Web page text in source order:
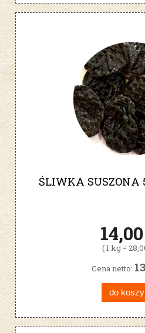
ŚLIWKA SUSZONA
( 1 kg =
Cena netto:
do